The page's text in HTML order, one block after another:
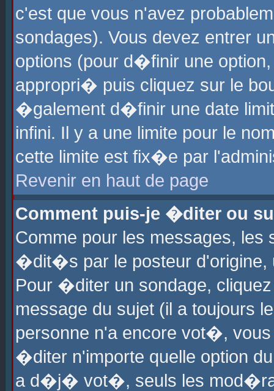
c'est que vous n'avez
sondages). Vous devez entrer
options (pour d�finir une
appropri� puis cliquez sur le
�galement d�finir une date
infini. Il y a une limite pour le
cette limite est fix�e par
Revenir en haut de page
Comment puis-je �diter ou
Comme pour les messages,
�dit�s par le posteur d'origine,
Pour �diter un sondage,
message du sujet (il a toujours
personne n'a encore vot�,
�diter n'importe quelle option
a d�j� vot�, seuls les